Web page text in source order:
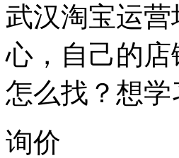
武汉淘宝运
心，自己的
怎么找？想
询价